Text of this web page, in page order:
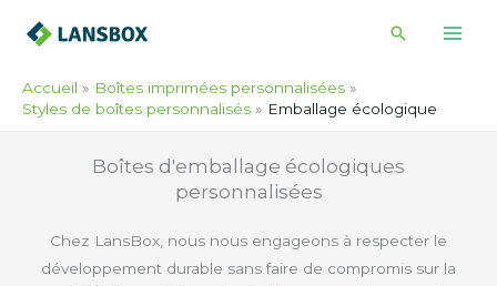
Accueil
Boîtes imprimées personnalisées
Styles de boîtes personnalisés
Emballage écologique
Boîtes d'emballage écologiques
personnalisées
Chez LansBox, nous nous engageons à respecter le
développement durable sans faire de compromis sur la